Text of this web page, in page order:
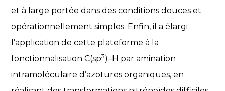
et à large portée dans des conditions douces et
opérationnellement simples. Enfin, il a élargi
l’application de cette plateforme à la
fonctionnalisation C(sp3)–H par amination
intramoléculaire d’azotures organiques, en